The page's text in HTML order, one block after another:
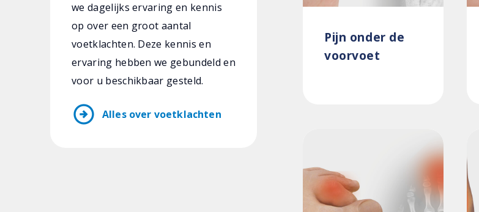
we dagelijks ervaring en kennis
op over een groot aantal
voetklachten. Deze kennis en
ervaring hebben we gebundeld en
voor u beschikbaar gesteld.
arrow_circle_right Alles over voetklachten
Pijn onder de
voorvoet